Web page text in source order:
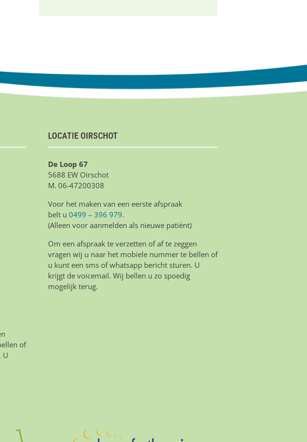
of
U
LOCATIE OIRSCHOT
De Loop 67
5688 EW Oirschot
M. 06-47200308
Voor het maken van een eerste afspraak
belt u 0499 – 396 979.
(Alleen voor aanmelden als nieuwe patiënt)
Om een afspraak te verzetten of af te zeggen
vragen wij u naar het mobiele nummer te bellen of
u kunt een sms of whatsapp bericht sturen. U
krijgt de voicemail. Wij bellen u zo spoedig
mogelijk terug.